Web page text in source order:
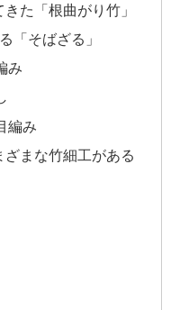
た「根曲がり竹」
「そばざる」
み
編み
まな竹細工がある